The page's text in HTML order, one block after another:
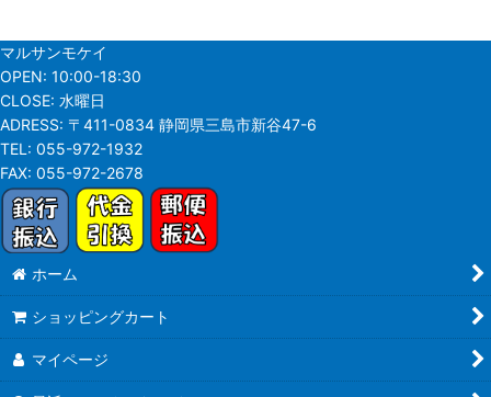
マルサンモケイ
OPEN: 10:00-18:30
CLOSE: 水曜日
ADRESS: 〒411-0834 静岡県三島市新谷47-6
TEL: 055-972-1932
FAX: 055-972-2678
ホーム
ショッピングカート
マイページ